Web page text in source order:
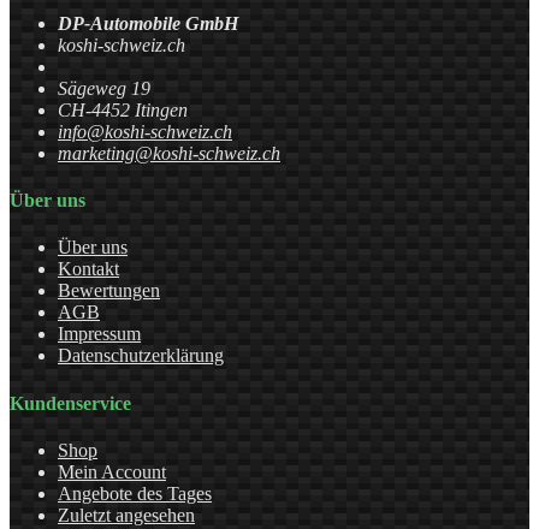
DP-Automobile GmbH
koshi-schweiz.ch
Sägeweg 19
CH-4452 Itingen
info@koshi-schweiz.ch
marketing@koshi-schweiz.ch
Über uns
Über uns
Kontakt
Bewertungen
AGB
Impressum
Datenschutzerklärung
Kundenservice
Shop
Mein Account
Angebote des Tages
Zuletzt angesehen